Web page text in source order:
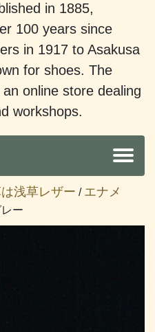
in 1885,
100 years since
in 1917 to Asakusa
for shoes. The
online store dealing
workshops.
浅草レザー / エナメ
ー